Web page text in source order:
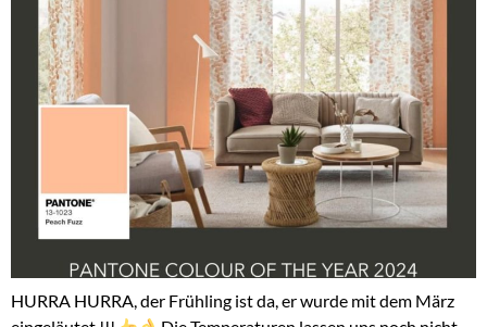
HURRA HURRA, der Frühling ist da, er wurde mit dem März